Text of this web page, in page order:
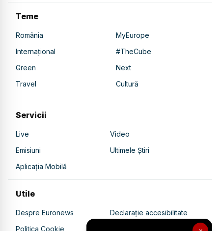
Teme
România
MyEurope
Internațional
#TheCube
Green
Next
Travel
Cultură
Servicii
Live
Video
Emisiuni
Ultimele Știri
Aplicația Mobilă
Utile
Despre Euronews
Declarație accesibilitate
Politica Cookie
Politica de confidențialitate